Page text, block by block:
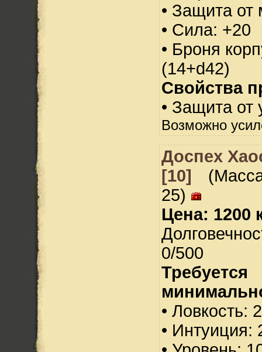
• Защита от
• Сила: +20
• Броня
(14+d42)
Свойства
• Защита от
Возможно
Доспех
[10]
25)
Цена: 1200
0/500
Требуется
• Ловкость:
• Интуиция: